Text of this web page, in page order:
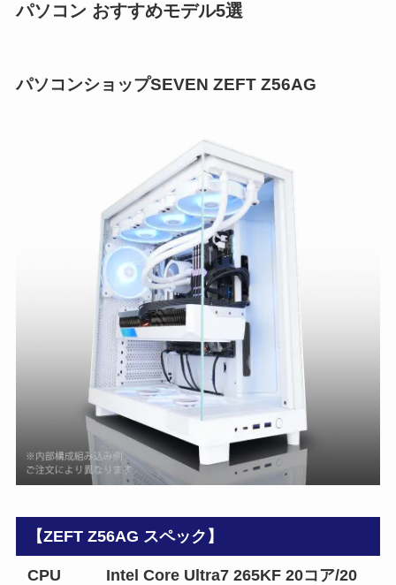
パソコン おすすめモデル5選
パソコンショップSEVEN ZEFT Z56AG
【ZEFT Z56AG スペック】
CPU
Intel Core Ultra7 265KF 20コア/20